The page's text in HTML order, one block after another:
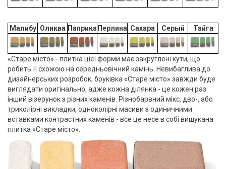
Малибу Оликва Паприка Перлина Сахара Серый Тайга
«Старе місто» - плитка цієї форми має закруглені кути, що
робить її схожою на середньовічний камінь. Невибаглива до
дизайнерських розробок, бруківка «Старе місто» завжди буде
виглядати оригінально, адже кожна ділянка - це кожен раз
інший візерунок з різних каменів. Різнобарвний мікс, дво-, або
триколірні викладки, одноколірні масиви з одиничними
вставками контрастних каменів - все це несе в собі вишукана
плитка «Старе місто».